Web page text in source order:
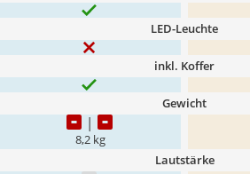
LED-Leuchte
inkl. Koffer
Gewicht
8,2 kg
Lautstärke